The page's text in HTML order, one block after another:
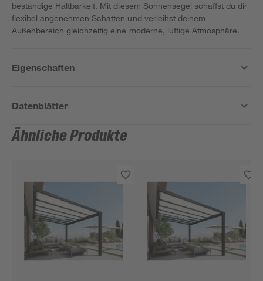
beständige Haltbarkeit. Mit diesem Sonnensegel schaffst du dir
flexibel angenehmen Schatten und verleihst deinem
Außenbereich gleichzeitig eine moderne, luftige Atmosphäre.
Eigenschaften
Datenblätter
Ähnliche Produkte